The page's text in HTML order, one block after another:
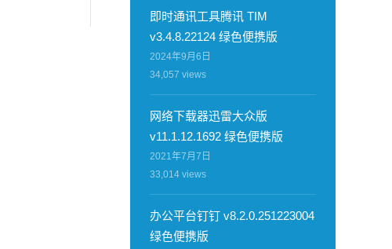
即时通讯工具腾讯 TIM
v3.4.8.22124 绿色便携版
2024年9月6日
34,057 views
网络下载器迅雷大众版
v11.1.12.1692 绿色便携版
2021年7月7日
33,014 views
办公平台钉钉 v8.2.0.251223004
绿色便携版